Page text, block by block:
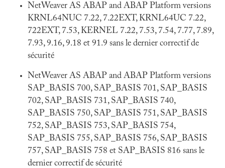
NetWeaver AS ABAP and ABAP Platform versions
KRNL64NUC 7.22, 7.22EXT, KRNL64UC 7.22,
722EXT, 7.53, KERNEL 7.22, 7.53, 7.54, 7.77, 7.89,
7.93, 9.16, 9.18 et 91.9 sans le dernier correctif de
sécurité
NetWeaver AS ABAP and ABAP Platform versions
SAP_BASIS 700, SAP_BASIS 701, SAP_BASIS
702, SAP_BASIS 731, SAP_BASIS 740,
SAP_BASIS 750, SAP_BASIS 751, SAP_BASIS
752, SAP_BASIS 753, SAP_BASIS 754,
SAP_BASIS 755, SAP_BASIS 756, SAP_BASIS
757, SAP_BASIS 758 et SAP_BASIS 816 sans le
dernier correctif de sécurité